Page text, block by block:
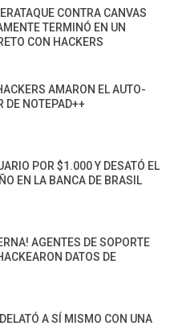
CONTRA CANVAS
TERMINÓ EN UN
CON HACKERS
AMARON EL AUTO-
DE NOTEPAD++
POR $1.000 Y DESATÓ EL
EN LA BANCA DE BRASIL
AGENTES DE SOPORTE
DATOS DE
A SÍ MISMO CON UNA